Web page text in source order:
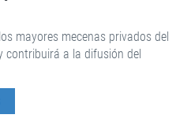
mayores mecenas privados del
contribuirá a la difusión del